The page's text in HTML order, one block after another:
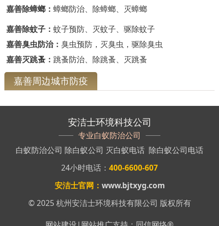
嘉善除蟑螂： 蟑螂防治、除蟑螂、灭蟑螂
嘉善除蚊子： 蚊子预防、灭蚊子、驱除蚊子
嘉善臭虫防治： 臭虫预防，灭臭虫，驱除臭虫
嘉善灭跳蚤： 跳蚤防治、除跳蚤、灭跳蚤
嘉善周边城市防疫
安洁士环境科技公司
专业白蚁防治公司
白蚁防治公司 除白蚁公司 灭白蚁电话 除白蚁公司电话
24小时电话： 400-6600-607
安洁士官网： www.bjtxyg.com
© 2025 杭州安洁士环境科技有限公司 版权所有